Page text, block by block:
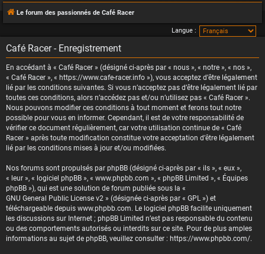
Le forum des passionnés de Café Racer
Langue :
Café Racer - Enregistrement
En accédant à « Café Racer » (désigné ci-après par « nous », « notre », « nos »,
« Café Racer », « https://www.cafe-racer.info »), vous acceptez d’être légalement
lié par les conditions suivantes. Si vous n’acceptez pas d’être légalement lié par
toutes ces conditions, alors n’accédez pas et/ou n’utilisez pas « Café Racer ».
Nous pouvons modifier ces conditions à tout moment et ferons tout notre
possible pour vous en informer. Cependant, il est de votre responsabilité de
vérifier ce document régulièrement, car votre utilisation continue de « Café
Racer » après toute modification constitue votre acceptation d’être légalement
lié par les conditions mises à jour et/ou modifiées.
Nos forums sont propulsés par phpBB (désigné ci-après par « ils », « eux »,
« leur », « logiciel phpBB », « www.phpbb.com », « phpBB Limited », « Équipes
phpBB »), qui est une solution de forum publiée sous la «
GNU General Public License v2 » (désignée ci-après par « GPL ») et
téléchargeable depuis www.phpbb.com. Le logiciel phpBB facilite uniquement
les discussions sur Internet ; phpBB Limited n’est pas responsable du contenu
ou des comportements autorisés ou interdits sur ce site. Pour de plus amples
informations au sujet de phpBB, veuillez consulter : https://www.phpbb.com/.